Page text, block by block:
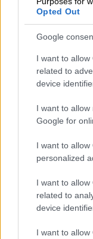
Opted Out
Google
I want to
related to
device
I want to
Google for
I want to
personalized
I want to
related to
device
I want to
κινηθεί
γραμμή
ΡΑΣ είχε
μέτρα και
απασχολεί
κύκλου
Ωστόσο όπως
ο ΟΣΕ δεν
έως το τέλος